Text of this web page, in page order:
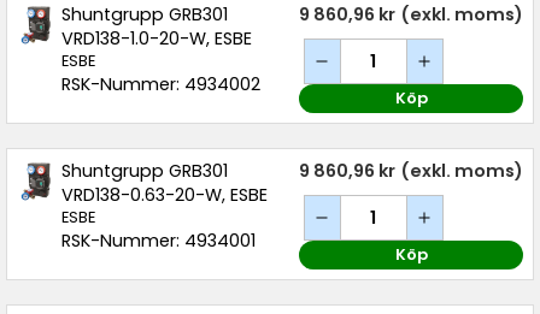
Shuntgrupp GRB301
VRD138-1.0-20-W, ESBE
ESBE
RSK-Nummer: 4934002
9 860,96 kr (exkl. moms)
Köp
Shuntgrupp GRB301
VRD138-0.63-20-W, ESBE
ESBE
RSK-Nummer: 4934001
9 860,96 kr (exkl. moms)
Köp